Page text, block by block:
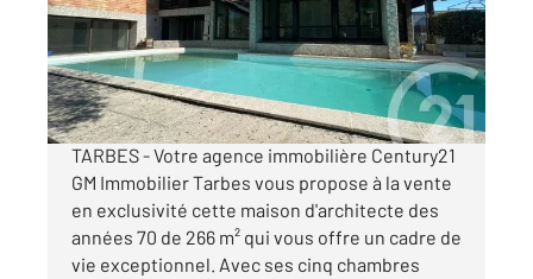
Maison à vendre
265 000 €
Visiter le site dédié
TARBES - Votre agence immobilière Century21
GM Immobilier Tarbes vous propose à la vente
en exclusivité cette maison d'architecte des
années 70 de 266 m² qui vous offre un cadre de
vie exceptionnel. Avec ses cinq chambres